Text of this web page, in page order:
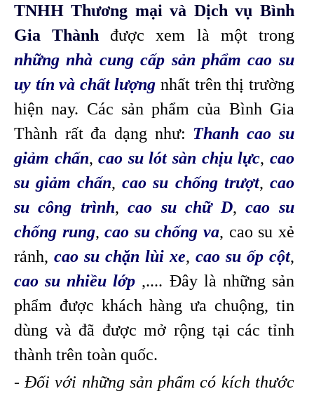
TNHH Thương mại và Dịch vụ Bình
Gia Thành được xem là một trong
những nhà cung cấp sản phẩm cao su
uy tín và chất lượng nhất trên thị trường
hiện nay. Các sản phẩm của Bình Gia
Thành rất đa dạng như: Thanh cao su
giảm chấn,cao su lót sàn chịu lực, cao
su giảm chấn,cao su chống trượt, cao
su công trình,cao su chữ D,cao su
chống rung,cao su chống va, cao su xẻ
rảnh, cao su chặn lùi xe, cao su ốp cột,
cao su nhiều lớp ,.... Đây là những sản
phẩm được khách hàng ưa chuộng, tin
dùng và đã được mở rộng tại các tỉnh
thành trên toàn quốc.
- Đối với những sản phẩm có kích thước